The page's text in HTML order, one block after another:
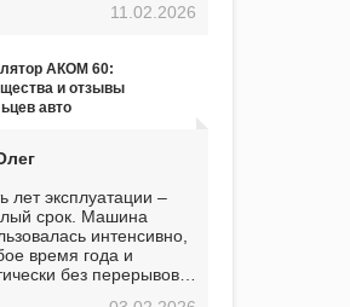
что данный
Долго сомневался
приобретением, но в
ни разу не пожалел.
избавляющее от
боли, связанной с
11.02.2026
АКОМ 60:
и отзывы
авто
лет эксплуатации –
срок. Машина
интенсивно,
время года и
без перерывов.